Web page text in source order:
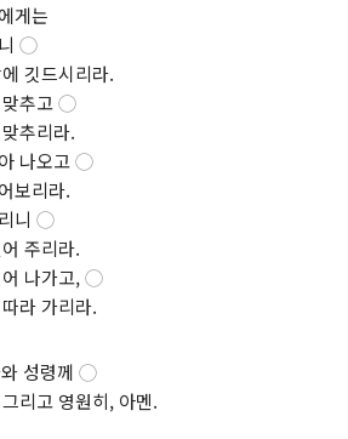
게는
◯
깃드시리라.
추고◯
추리라.
나오고◯
보리라.
니 ◯
주리라.
나가고,◯
라 가리라.
성령께 ◯
리고 영원히, 아멘.